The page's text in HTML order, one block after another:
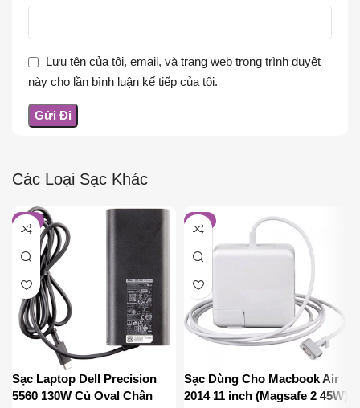
Lưu tên của tôi, email, và trang web trong trình duyệt
này cho lần bình luận kế tiếp của tôi.
Các Loại Sạc Khác
Sạc Laptop Dell Precision
5560 130W Củ Oval Chân
Sạc Dùng Cho Macbook Air
2014 11 inch (Magsafe 2 45W)